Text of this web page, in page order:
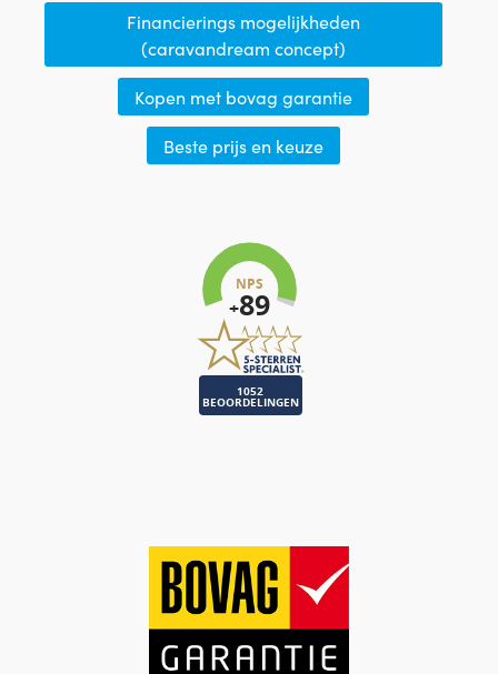
Financierings mogelijkheden
(caravandream concept)
Kopen met bovag garantie
Beste prijs en keuze